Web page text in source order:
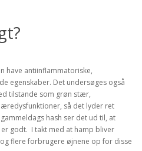
have antiinflammatoriske,
egenskaber. Det undersøges også
tilstande som grøn stær,
så det lyder ret
hash ser det ud til, at
godt. I takt med at hamp bliver
flere forbrugere øjnene op for disse